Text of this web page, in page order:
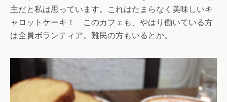
主だと私は思っています。これはたまらなく美味しいキ
ャロットケーキ！ このカフェも、やはり働いている方
は全員ボランティア。難民の方もいるとか。